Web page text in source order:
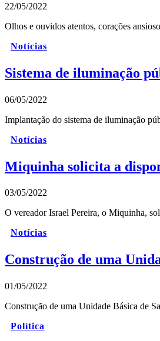
22/05/2022
Olhos e ouvidos atentos, corações
Notícias
Sistema de iluminação
06/05/2022
Implantação do sistema de iluminação
Notícias
Miquinha solicita a
03/05/2022
O vereador Israel Pereira, o Miquinha,
Notícias
Construção de uma
01/05/2022
Construção de uma Unidade Básica de
Política